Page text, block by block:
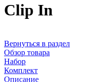
Clip In
Вернуться в раздел
Обзор товара
Набор
Комплект
Описание